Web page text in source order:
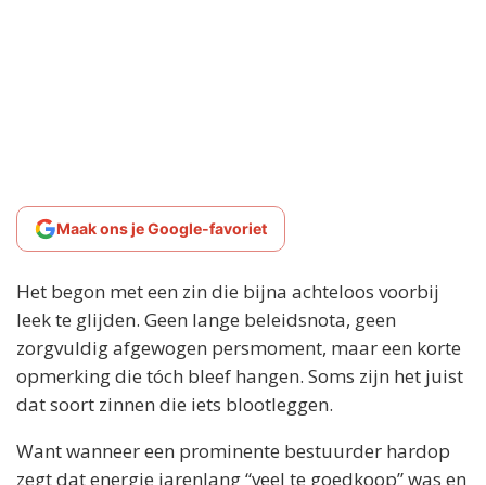
Maak ons je Google-favoriet
Het begon met een zin die bijna achteloos voorbij
leek te glijden. Geen lange beleidsnota, geen
zorgvuldig afgewogen persmoment, maar een korte
opmerking die tóch bleef hangen. Soms zijn het juist
dat soort zinnen die iets blootleggen.
Want wanneer een prominente bestuurder hardop
zegt dat energie jarenlang “veel te goedkoop” was en